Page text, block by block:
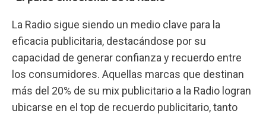
La Radio sigue siendo un medio clave para la
eficacia publicitaria, destacándose por su
capacidad de generar confianza y recuerdo entre
los consumidores. Aquellas marcas que destinan
más del 20% de su mix publicitario a la Radio logran
ubicarse en el top de recuerdo publicitario, tanto